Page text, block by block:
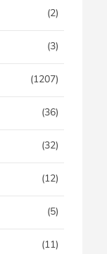
(2)
(3)
(1207)
(36)
(32)
(12)
(5)
(11)